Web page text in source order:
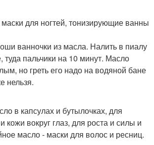
для ногтей, тонизирующие ванны
ванночки из масла. Налить в пиалу
туда пальчики на 10 минут. Масло
но греть его надо на водяной бане
нельзя.
в капсулах и бутылочках, для
кожи вокруг глаз, для роста и силы и
масло - маски для волос и ресниц.